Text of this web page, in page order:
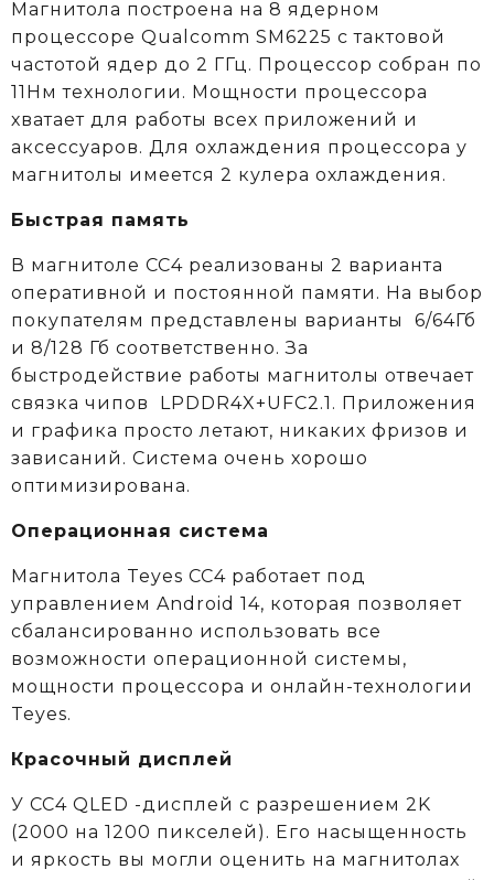
Магнитола построена на 8 ядерном
процессоре Qualcomm SM6225 c тактовой
частотой ядер до 2 ГГц. Процессор собран по
11Нм технологии. Мощности процессора
хватает для работы всех приложений и
аксессуаров. Для охлаждения процессора у
магнитолы имеется 2 кулера охлаждения.
Быстрая память
В магнитоле CC4 реализованы 2 варианта
оперативной и постоянной памяти. На выбор
покупателям представлены варианты 6/64Гб
и 8/128 Гб соответственно. За
быстродействие работы магнитолы отвечает
связка чипов LPDDR4X+UFC2.1. Приложения
и графика просто летают, никаких фризов и
зависаний. Система очень хорошо
оптимизирована.
Операционная система
Магнитола Teyes CC4 работает под
управлением Android 14, которая позволяет
сбалансированно использовать все
возможности операционной системы,
мощности процессора и онлайн-технологии
Teyes.
Красочный дисплей
У CC4 QLED -дисплей с разрешением 2K
(2000 на 1200 пикселей). Его насыщенность
и яркость вы могли оценить на магнитолах